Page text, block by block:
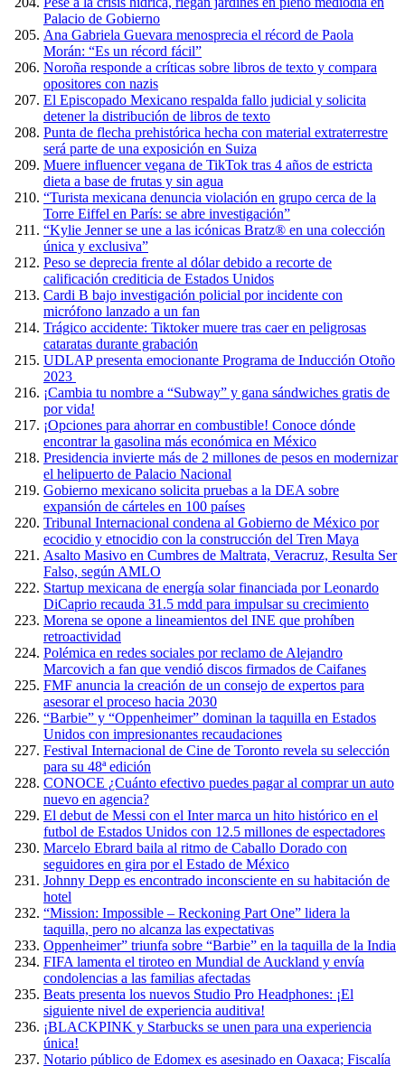
Palacio de Gobierno
Ana Gabriela Guevara menosprecia el récord de Paola
Morán: “Es un récord fácil”
Noroña responde a críticas sobre libros de texto y compara
opositores con nazis
El Episcopado Mexicano respalda fallo judicial y solicita
detener la distribución de libros de texto
Punta de flecha prehistórica hecha con material extraterrestre
será parte de una exposición en Suiza
Muere influencer vegana de TikTok tras 4 años de estricta
dieta a base de frutas y sin agua
“Turista mexicana denuncia violación en grupo cerca de la
Torre Eiffel en París: se abre investigación”
“Kylie Jenner se une a las icónicas Bratz® en una colección
única y exclusiva”
Peso se deprecia frente al dólar debido a recorte de
calificación crediticia de Estados Unidos
Cardi B bajo investigación policial por incidente con
micrófono lanzado a un fan
Trágico accidente: Tiktoker muere tras caer en peligrosas
cataratas durante grabación
UDLAP presenta emocionante Programa de Inducción Otoño
2023
¡Cambia tu nombre a “Subway” y gana sándwiches gratis de
por vida!
¡Opciones para ahorrar en combustible! Conoce dónde
encontrar la gasolina más económica en México
Presidencia invierte más de 2 millones de pesos en modernizar
el helipuerto de Palacio Nacional
Gobierno mexicano solicita pruebas a la DEA sobre
expansión de cárteles en 100 países
Tribunal Internacional condena al Gobierno de México por
ecocidio y etnocidio con la construcción del Tren Maya
Asalto Masivo en Cumbres de Maltrata, Veracruz, Resulta Ser
Falso, según AMLO
Startup mexicana de energía solar financiada por Leonardo
DiCaprio recauda 31.5 mdd para impulsar su crecimiento
Morena se opone a lineamientos del INE que prohíben
retroactividad
Polémica en redes sociales por reclamo de Alejandro
Marcovich a fan que vendió discos firmados de Caifanes
FMF anuncia la creación de un consejo de expertos para
asesorar el proceso hacia 2030
“Barbie” y “Oppenheimer” dominan la taquilla en Estados
Unidos con impresionantes recaudaciones
Festival Internacional de Cine de Toronto revela su selección
para su 48ª edición
CONOCE ¿Cuánto efectivo puedes pagar al comprar un auto
nuevo en agencia?
El debut de Messi con el Inter marca un hito histórico en el
futbol de Estados Unidos con 12.5 millones de espectadores
Marcelo Ebrard baila al ritmo de Caballo Dorado con
seguidores en gira por el Estado de México
Johnny Depp es encontrado inconsciente en su habitación de
hotel
“Mission: Impossible – Reckoning Part One” lidera la
taquilla, pero no alcanza las expectativas
Oppenheimer” triunfa sobre “Barbie” en la taquilla de la India
FIFA lamenta el tiroteo en Mundial de Auckland y envía
condolencias a las familias afectadas
Beats presenta los nuevos Studio Pro Headphones: ¡El
siguiente nivel de experiencia auditiva!
¡BLACKPINK y Starbucks se unen para una experiencia
única!
Notario público de Edomex es asesinado en Oaxaca; Fiscalía